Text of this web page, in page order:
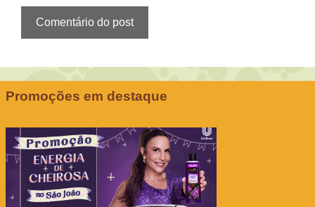
Promoções em destaque